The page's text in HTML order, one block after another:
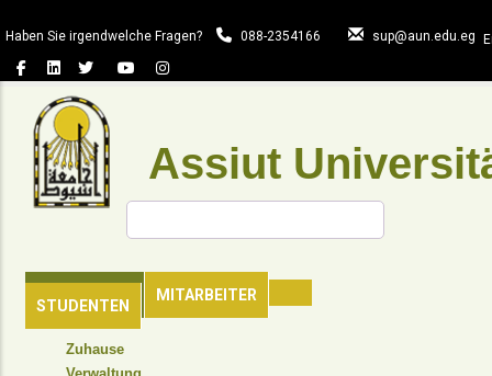
zum
Inhalt
Haben Sie irgendwelche Fragen? 088-2354166 sup@aun.edu.eg
Assiut
MITARBEITER
STUDENTEN
Suche
HEADER
Zuhause